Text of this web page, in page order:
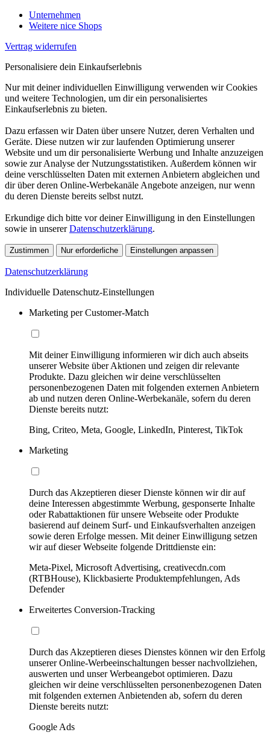
Unternehmen
Weitere nice Shops
Vertrag widerrufen
Personalisiere dein Einkaufserlebnis
Nur mit deiner individuellen Einwilligung verwenden wir Cookies
und weitere Technologien, um dir ein personalisiertes
Einkaufserlebnis zu bieten.
Dazu erfassen wir Daten über unsere Nutzer, deren Verhalten und
Geräte. Diese nutzen wir zur laufenden Optimierung unserer
Website und um dir personalisierte Werbung und Inhalte anzuzeigen
sowie zur Analyse der Nutzungsstatistiken. Außerdem können wir
deine verschlüsselten Daten mit externen Anbietern abgleichen und
dir über deren Online-Werbekanäle Angebote anzeigen, nur wenn
du deren Dienste bereits selbst nutzt.
Erkundige dich bitte vor deiner Einwilligung in den Einstellungen
sowie in unsererDatenschutzerklärung.
Zustimmen Nur erforderliche Einstellungen anpassen
Datenschutzerklärung
Individuelle Datenschutz-Einstellungen
Marketing per Customer-Match
Mit deiner Einwilligung informieren wir dich auch abseits
unserer Website über Aktionen und zeigen dir relevante
Produkte. Dazu gleichen wir deine verschlüsselten
personenbezogenen Daten mit folgenden externen Anbietern
ab und nutzen deren Online-Werbekanäle, sofern du deren
Dienste bereits nutzt:
Bing, Criteo, Meta, Google, LinkedIn, Pinterest, TikTok
Marketing
Durch das Akzeptieren dieser Dienste können wir dir auf
deine Interessen abgestimmte Werbung, gesponserte Inhalte
oder Rabattaktionen für unsere Webseite oder Produkte
basierend auf deinem Surf- und Einkaufsverhalten anzeigen
sowie deren Erfolge messen. Mit deiner Einwilligung setzen
wir auf dieser Webseite folgende Drittdienste ein:
Meta-Pixel, Microsoft Advertising, creativecdn.com
(RTBHouse), Klickbasierte Produktempfehlungen, Ads
Defender
Erweitertes Conversion-Tracking
Durch das Akzeptieren dieses Dienstes können wir den Erfolg
unserer Online-Werbeeinschaltungen besser nachvollziehen,
auswerten und unser Werbeangebot optimieren. Dazu
gleichen wir deine verschlüsselten personenbezogenen Daten
mit folgenden externen Anbietenden ab, sofern du deren
Dienste bereits nutzt:
Google Ads